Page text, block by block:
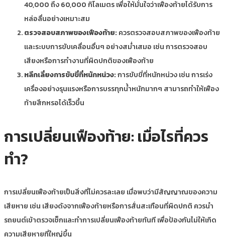
40,000 ถึง 60,000 กิโลเมตร เพื่อให้มั่นใจว่าเฟืองท้ายได้รับการ
หล่อลื่นอย่างเหมาะสม
ตรวจสอบสภาพของเฟืองท้าย: ควรตรวจสอบสภาพของเฟืองท้าย
และระบบการขับเคลื่อนอื่นๆ อย่างสม่ำเสมอ เช่น การตรวจสอบ
เสียงหรือการทำงานที่ผิดปกติของเฟืองท้าย
หลีกเลี่ยงการขับขี่ที่หนักหน่วง:การขับขี่ที่หนักหน่วง เช่น การเร่ง
เครื่องอย่างรุนแรงหรือการบรรทุกน้ำหนักมากๆ สามารถทำให้เฟือง
ท้ายสึกหรอได้เร็วขึ้น
การเปลี่ยนเฟืองท้าย: เมื่อไรที่ควร
ทำ?
การเปลี่ยนเฟืองท้ายเป็นสิ่งที่ไม่ควรละเลย เมื่อพบว่ามีสัญญาณของความ
เสียหาย เช่น เสียงดังจากเฟืองท้ายหรือการสั่นสะเทือนที่ผิดปกติ ควรนำ
รถยนต์เข้าตรวจเช็กและทำการเปลี่ยนเฟืองท้ายทันที เพื่อป้องกันไม่ให้เกิด
ความเสียหายที่ใหญ่ขึ้น